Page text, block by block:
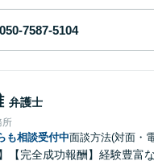
弁護士
所
も相談受付中面談方法(対面・
【完全成功報酬】経験豊